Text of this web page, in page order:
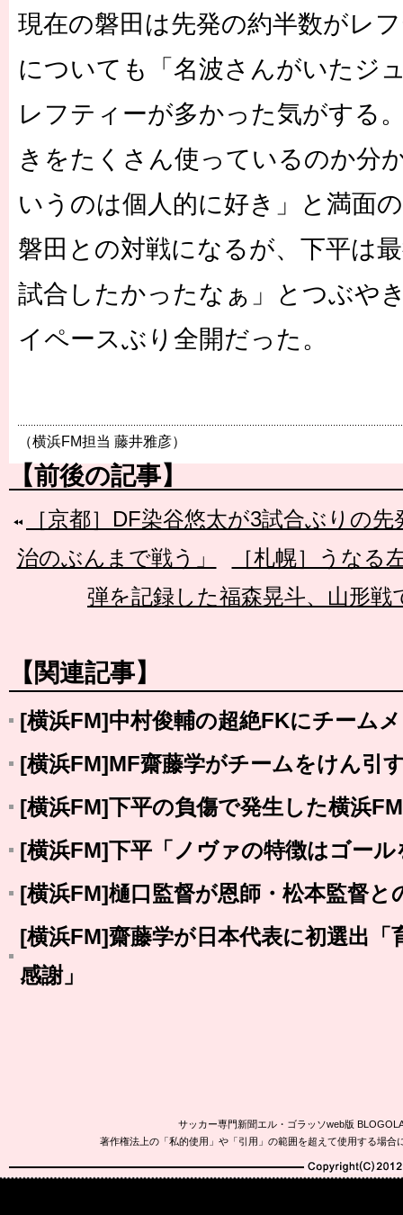
現在の磐田は先発の約半数がレ
についても「名波さんがいたジ
レフティーが多かった気がする
きをたくさん使っているのか分
いうのは個人的に好き」と満面
磐田との対戦になるが、下平は
試合したかったなぁ」とつぶや
イペースぶり全開だった。
（横浜FM担当 藤井雅彦）
【前後の記事】
［京都］DF染谷悠太が3試合ぶりの
治のぶんまで戦う」
［札幌］うなる
弾を記録した福森晃斗、山形戦
【関連記事】
[横浜FM]中村俊輔の超絶FKにチーム
[横浜FM]MF齋藤学がチームをけん引
[横浜FM]下平の負傷で発生した横浜
[横浜FM]下平「ノヴァの特徴はゴー
[横浜FM]樋口監督が恩師・松本監督と
[横浜FM]齋藤学が日本代表に初選出
感謝」
サッカー専門新聞エル・ゴラッソweb版
著作権法上の「私的使用」や「引用」の範囲を超えて使用する場
Copyright(C)2010-